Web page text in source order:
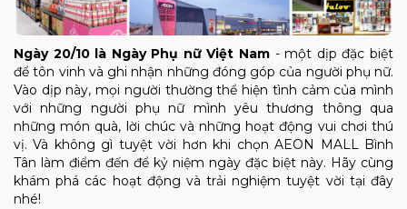
Ngày 20/10 là Ngày Phụ nữ Việt Nam - một dịp đặc biệt
để tôn vinh và ghi nhận những đóng góp của người phụ nữ.
Vào dịp này, mọi người thường thể hiện tình cảm của mình
với những người phụ nữ mình yêu thương thông qua
những món quà, lời chúc và những hoạt động vui chơi thú
vị. Và không gì tuyệt vời hơn khi chọn AEON MALL Bình
Tân làm điểm đến để kỷ niệm ngày đặc biệt này. Hãy cùng
khám phá các hoạt động và trải nghiệm tuyệt vời tại đây
nhé!